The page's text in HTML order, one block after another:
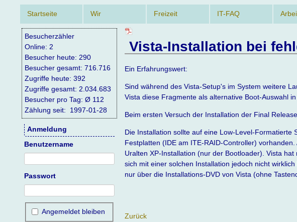
Navigation
überspringen
Startseite Wir Freizeit IT-FAQ
Vista-Installation bei
Ein Erfahrungswert:
Sind während des Vista-Setup's im System weitere
Vista diese Fragmente als alternative Boot-Auswahl
Beim ersten Versuch der Installation der Final
Die Installation sollte auf eine Low-Level-
Festplatten (IDE am ITE-RAID-Controller)
Uralten XP-Installation (nur der Bootloader). Vista
sich mit einer solchen Installation jedoch nicht
nur über die Installations-DVD von Vista (ohne
Zurück
Besucherzähler
Online: 2
Besucher heute: 290
Besucher gesamt: 716.716
Zugriffe heute: 392
Zugriffe gesamt: 2.034.683
Besucher pro Tag: Ø 112
Zählung seit: 1997-01-28
Anmeldung
Benutzername
Passwort
Angemeldet bleiben